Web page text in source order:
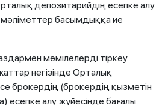
депозитарийдің есепке алу
басымдыққа ие
мәмілелерді тіркеу
негізінде Орталық
брокердің (брокердің қызметін
есепке алу жүйесінде бағалы